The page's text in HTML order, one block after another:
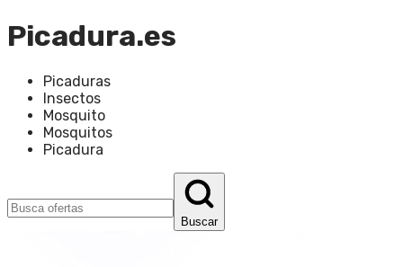
Picadura.es
Picaduras
Insectos
Mosquito
Mosquitos
Picadura
Buscar